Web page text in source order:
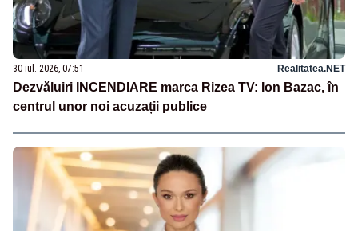
30 iul. 2026, 07:51 Realitatea.NET
Dezvăluiri INCENDIARE marca Rizea TV: Ion Bazac, în
centrul unor noi acuzații publice